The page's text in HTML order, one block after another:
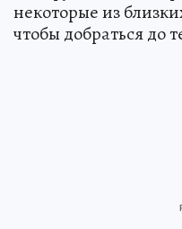
некоторые из
чтобы добраться до